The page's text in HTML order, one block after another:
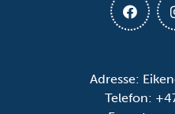
Adresse:
Telefon: